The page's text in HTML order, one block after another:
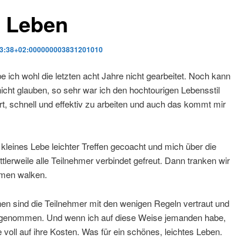
ich wohl die letzten acht Jahre nicht gearbeitet. Noch kann
glauben, so sehr war ich den hochtourigen Lebensstil
schnell und effektiv zu arbeiten und auch das kommt mir
Lebe leichter Treffen gecoacht und mich über die
alle Teilnehmer verbindet gefreut. Dann tranken wir
walken.
sind die Teilnehmer mit den wenigen Regeln vertraut und
Und wenn ich auf diese Weise jemanden habe,
auf ihre Kosten. Was für ein schönes, leichtes Leben.